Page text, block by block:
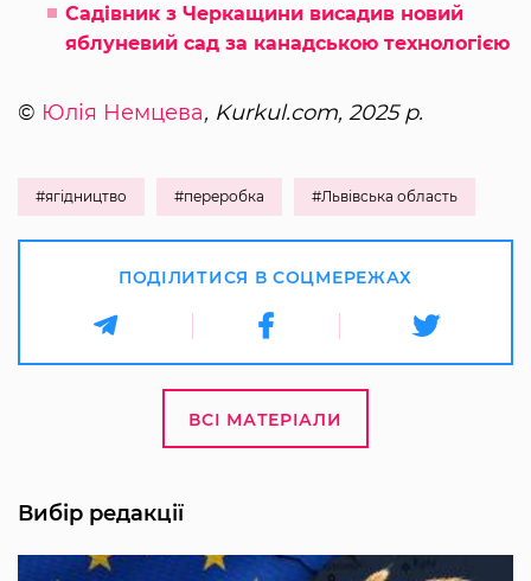
Садівник з Черкащини висадив новий
яблуневий сад за канадською технологією
© Юлія Немцева, Kurkul.com, 2025 р.
#ягідництво #переробка #Львівська область
ПОДІЛИТИСЯ В СОЦМЕРЕЖАХ
ВСІ МАТЕРІАЛИ
Вибір редакції